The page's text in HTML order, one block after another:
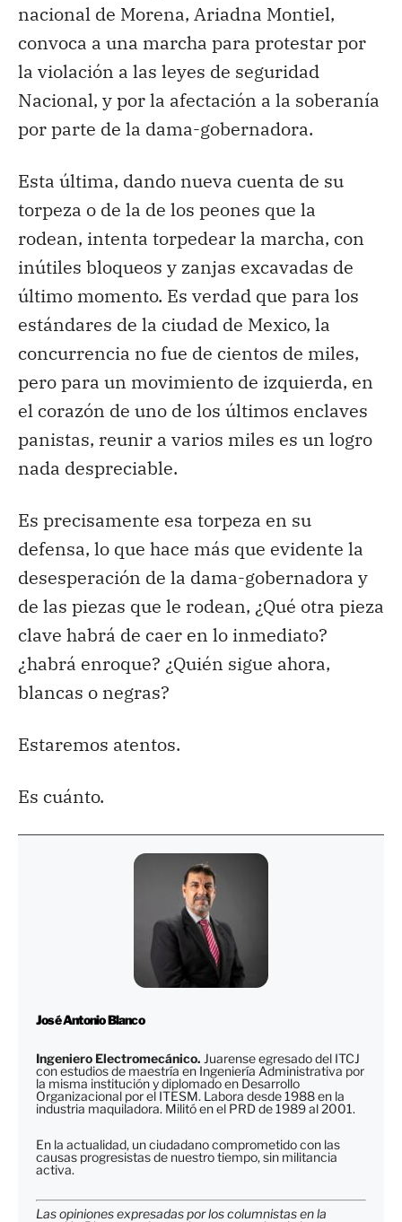
nacional de Morena, Ariadna Montiel,
convoca a una marcha para protestar por
la violación a las leyes de seguridad
Nacional, y por la afectación a la soberanía
por parte de la dama-gobernadora.
Esta última, dando nueva cuenta de su
torpeza o de la de los peones que la
rodean, intenta torpedear la marcha, con
inútiles bloqueos y zanjas excavadas de
último momento. Es verdad que para los
estándares de la ciudad de Mexico, la
concurrencia no fue de cientos de miles,
pero para un movimiento de izquierda, en
el corazón de uno de los últimos enclaves
panistas, reunir a varios miles es un logro
nada despreciable.
Es precisamente esa torpeza en su
defensa, lo que hace más que evidente la
desesperación de la dama-gobernadora y
de las piezas que le rodean, ¿Qué otra pieza
clave habrá de caer en lo inmediato?
¿habrá enroque? ¿Quién sigue ahora,
blancas o negras?
Estaremos atentos.
Es cuánto.
José Antonio Blanco
Ingeniero Electromecánico. Juarense egresado del ITCJ
con estudios de maestría en Ingeniería Administrativa por
la misma institución y diplomado en Desarrollo
Organizacional por el ITESM. Labora desde 1988 en la
industria maquiladora. Militó en el PRD de 1989 al 2001.
En la actualidad, un ciudadano comprometido con las
causas progresistas de nuestro tiempo, sin militancia
activa.
Las opiniones expresadas por los columnistas en la